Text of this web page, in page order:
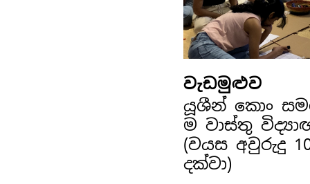
වැඩමුළුව
යූශීන් කොං
ම වාස්තු
(වයස අවුරුදු
දක්වා)